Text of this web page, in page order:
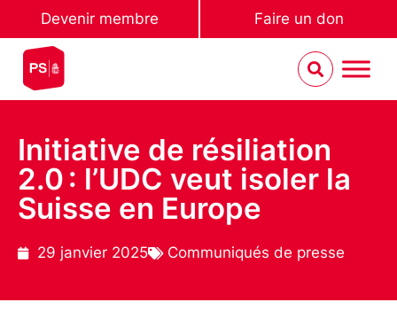
Devenir membre Faire un don
Initiative de résiliation
2.0 : l’UDC veut isoler la
Suisse en Europe
29 janvier 2025 Communiqués de presse